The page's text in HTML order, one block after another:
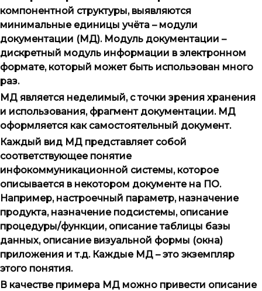
компонентной структуры, выявляются
минимальные единицы учёта – модули
документации (МД). Модуль документации –
дискретный модуль информации в электронном
формате, который может быть использован много
раз.
МД является неделимый, с точки зрения хранения
и использования, фрагмент документации. МД
оформляется как самостоятельный документ.
Каждый вид МД представляет собой
соответствующее понятие
инфокоммуникационной системы, которое
описывается в некотором документе на ПО.
Например, настроечный параметр, назначение
продукта, назначение подсистемы, описание
процедуры/функции, описание таблицы базы
данных, описание визуальной формы (окна)
приложения и т.д. Каждые МД – это экземпляр
этого понятия.
В качестве примера МД можно привести описание